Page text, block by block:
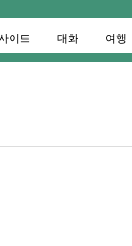
이트 대화 여행